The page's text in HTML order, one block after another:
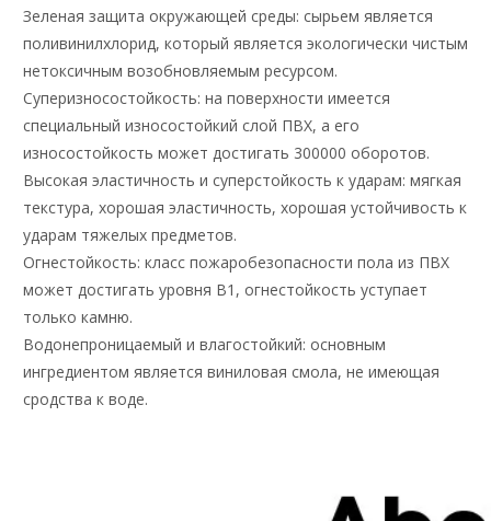
Зеленая защита окружающей среды: сырьем является
поливинилхлорид, который является экологически чистым
нетоксичным возобновляемым ресурсом.
Суперизносостойкость: на поверхности имеется
специальный износостойкий слой ПВХ, а его
износостойкость может достигать 300000 оборотов.
Высокая эластичность и суперстойкость к ударам: мягкая
текстура, хорошая эластичность, хорошая устойчивость к
ударам тяжелых предметов.
Огнестойкость: класс пожаробезопасности пола из ПВХ
может достигать уровня B1, огнестойкость уступает
только камню.
Водонепроницаемый и влагостойкий: основным
ингредиентом является виниловая смола, не имеющая
сродства к воде.